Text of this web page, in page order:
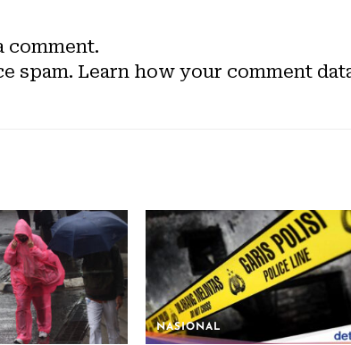
comment.
spam. Learn how your comment
NASIONAL